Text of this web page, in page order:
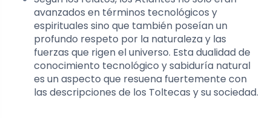
avanzados en términos tecnológicos y
espirituales sino que también poseían un
profundo respeto por la naturaleza y las
fuerzas que rigen el universo. Esta dualidad de
conocimiento tecnológico y sabiduría natural
es un aspecto que resuena fuertemente con
las descripciones de los Toltecas y su sociedad.